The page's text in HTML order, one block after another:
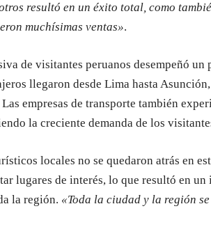
resultó en un éxito total, como
muchísimas ventas».
de visitantes peruanos desempeñó un
llegaron desde Lima hasta
empresas de transporte también
la creciente demanda de los
locales no se quedaron atrás en
lugares de interés, lo que resultó en
la región. «Toda la ciudad y la región